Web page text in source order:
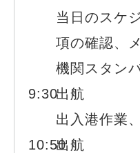
当日のスケ
項の確認、
機関スタン
9:30出航
出入港作業
10:50出航